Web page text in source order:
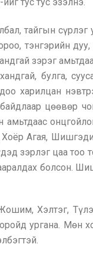
тайгын сүрлэг
тэнгэрийн дуу,
зэрэг
булга,
харилцан
цөөвөр
амьтдаас
Агая,
зэрлэг цаа тоо
болсон.
Хэлтэг,
ургана. Мөн